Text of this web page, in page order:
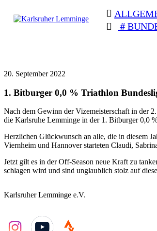
content
20. September 2022
1. Bitburger 0,0 % Triathlon
Nach dem Gewinn der Vizemeisterschaft in der
die Karlsruhe Lemminge in der 1. Bitburger 0,0
Herzlichen Glückwunsch an alle, die in diesem
Viernheim und Hannover starteten Claudi,
Jetzt gilt es in der Off-Season neue Kraft zu
schlagen wird und sind unglaublich stolz auf
Karlsruher Lemminge e.V.
YouTube